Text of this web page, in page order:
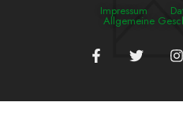
Impressum
Allgemeine